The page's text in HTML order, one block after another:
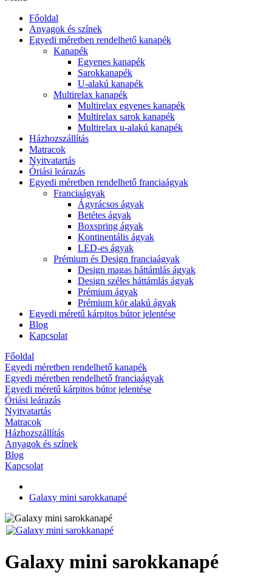
Főoldal
Anyagok és színek
Egyedi méretben rendelhető kanapék
Kanapék
Egyenes kanapék
Sarokkanapék
U-alakú kanapék
Multirelax kanapék
Multirelax egyenes kanapék
Multirelax sarok kanapék
Multirelax u-alakú kanapék
Házhozszállítás
Matracok
Nyitvatartás
Óriási leárazás
Egyedi méretben rendelhető franciaágyak
Franciaágyak
Ágyrácsos ágyak
Betétes ágyak
Boxspring ágyak
Kontinentális ágyak
LED-es ágyak
Prémium és Design franciaágyak
Design magas háttámlás ágyak
Design széles háttámlás ágyak
Prémium ágyak
Prémium kör alakú ágyak
Egyedi méretű kárpitos bútor jelentése
Blog
Kapcsolat
Főoldal
Egyedi méretben rendelhető kanapék
Egyedi méretben rendelhető franciaágyak
Egyedi méretű kárpitos bútor jelentése
Óriási leárazás
Nyitvatartás
Matracok
Házhozszállítás
Anyagok és színek
Blog
Kapcsolat
Galaxy mini sarokkanapé
Galaxy mini sarokkanapé